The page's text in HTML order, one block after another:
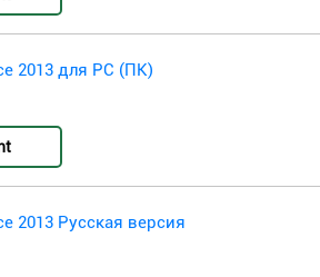
2013 для PC (ПК)
2013 Русская версия